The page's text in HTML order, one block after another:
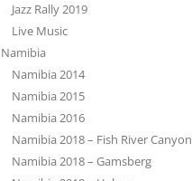
Jazz Rally 2019
Live Music
Namibia
Namibia 2014
Namibia 2015
Namibia 2016
Namibia 2018 – Fish River Canyon
Namibia 2018 – Gamsberg